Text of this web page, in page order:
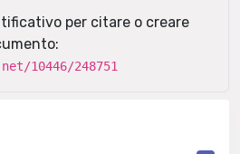
per citare o creare
10446/248751